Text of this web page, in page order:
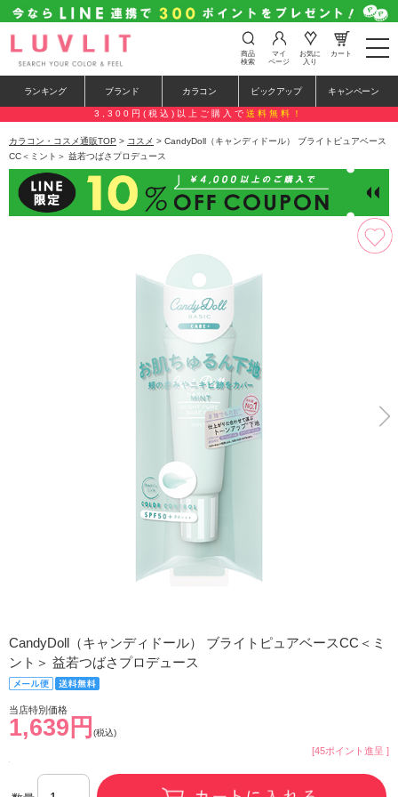
t
o
e
n
a
a
i
o
n
商品
検索
マイ
ページ
お気に
入り
カート
ランキング ブランド カラコン ピックアップ キャンペーン
3,300円(税込)以上ご購入で 送料無料！
カラコン・コスメ通販TOP > コスメ > CandyDoll（キャンディドール） ブライトピュアベース
CC＜ミント＞ 益若つばさプロデュース
CandyDoll（キャンディドール） ブライトピュアベースCC＜ミ
ント＞ 益若つばさプロデュース
当店特別価格
1,639円 (税込)
[45ポイント進呈 ]